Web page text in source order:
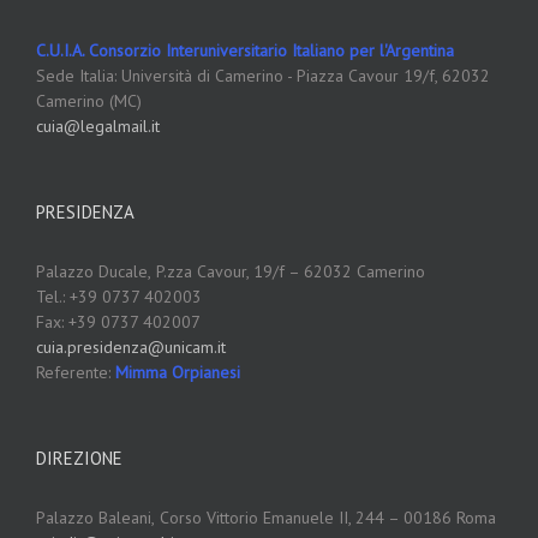
C.U.I.A. Consorzio Interuniversitario Italiano per l'Argentina
Sede Italia: Università di Camerino - Piazza Cavour 19/f, 62032
Camerino (MC)
cuia@legalmail.it
PRESIDENZA
Palazzo Ducale, P.zza Cavour, 19/f – 62032 Camerino
Tel.: +39 0737 402003
Fax: +39 0737 402007
cuia.presidenza@unicam.it
Referente: Mimma Orpianesi
DIREZIONE
Palazzo Baleani, Corso Vittorio Emanuele II, 244 – 00186 Roma